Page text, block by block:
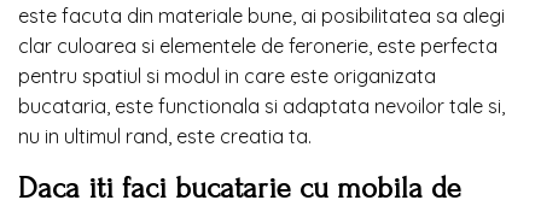
este facuta din materiale bune, ai posibilitatea sa alegi
clar culoarea si elementele de feronerie, este perfecta
pentru spatiul si modul in care este origanizata
bucataria, este functionala si adaptata nevoilor tale si,
nu in ultimul rand, este creatia ta.
Daca iti faci bucatarie cu mobila de